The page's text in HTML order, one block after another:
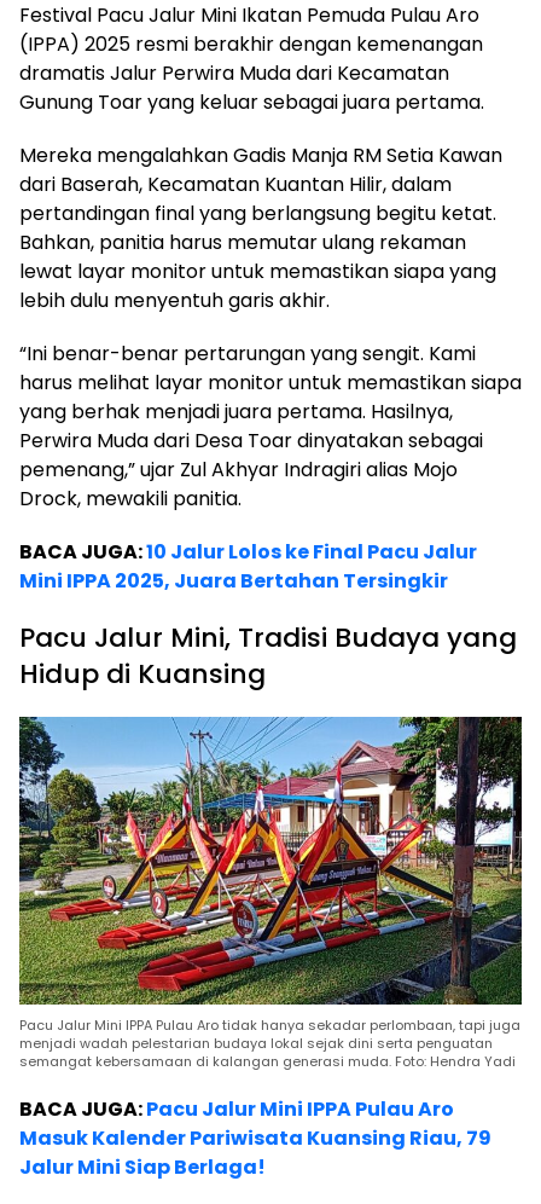
Festival Pacu Jalur Mini Ikatan Pemuda Pulau Aro
(IPPA) 2025 resmi berakhir dengan kemenangan
dramatis Jalur Perwira Muda dari Kecamatan
Gunung Toar yang keluar sebagai juara pertama.
Mereka mengalahkan Gadis Manja RM Setia Kawan
dari Baserah, Kecamatan Kuantan Hilir, dalam
pertandingan final yang berlangsung begitu ketat.
Bahkan, panitia harus memutar ulang rekaman
lewat layar monitor untuk memastikan siapa yang
lebih dulu menyentuh garis akhir.
“Ini benar-benar pertarungan yang sengit. Kami
harus melihat layar monitor untuk memastikan siapa
yang berhak menjadi juara pertama. Hasilnya,
Perwira Muda dari Desa Toar dinyatakan sebagai
pemenang,” ujar Zul Akhyar Indragiri alias Mojo
Drock, mewakili panitia.
BACA JUGA:10 Jalur Lolos ke Final Pacu Jalur
Mini IPPA 2025, Juara Bertahan Tersingkir
Pacu Jalur Mini, Tradisi Budaya yang
Hidup di Kuansing
Pacu Jalur Mini IPPA Pulau Aro tidak hanya sekadar perlombaan, tapi juga
menjadi wadah pelestarian budaya lokal sejak dini serta penguatan
semangat kebersamaan di kalangan generasi muda. Foto: Hendra Yadi
BACA JUGA:Pacu Jalur Mini IPPA Pulau Aro
Masuk Kalender Pariwisata Kuansing Riau, 79
Jalur Mini Siap Berlaga!